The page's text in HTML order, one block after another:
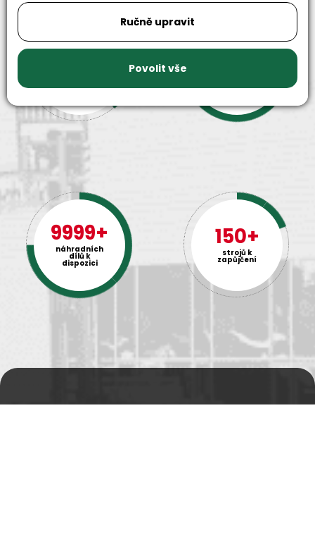
Ručně upravit
Povolit vše
30+
odpovědnosti
9999+
náhradních
dílů k
dispozici
150+
strojů k
zapůjčení